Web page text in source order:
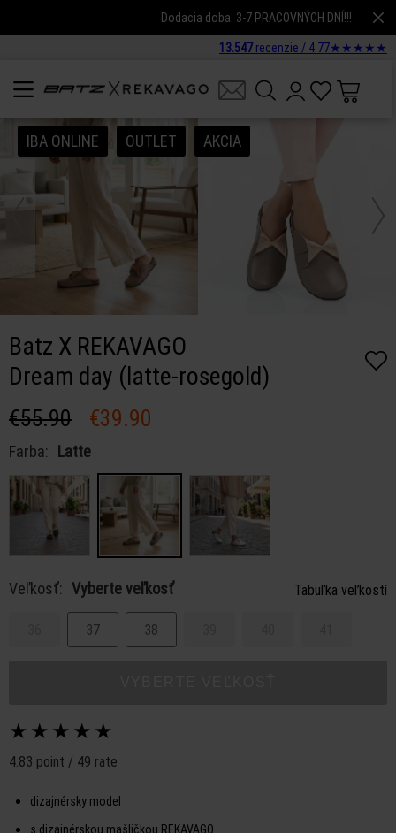
Dodacia doba: 3-7 PRACOVNÝCH DNÍ!!!
13.547recenzie / 4.77★ ★ ★ ★ ★
IBA ONLINE OUTLET AKCIA
Batz X REKAVAGO
Dream day (latte-rosegold)
€55.90 €39.90
Farba: Latte
Veľkosť: Vyberte veľkosť Tabuľka veľkostí
37 38
★ ★ ★ ★ ★
4.83 point / 49 rate
dizajnérsky model
s dizajnérskou mašličkou REKAVAGO